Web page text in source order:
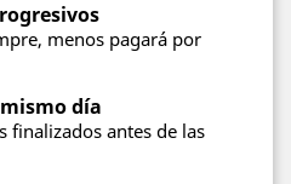
menos pagará por
día
finalizados antes de las